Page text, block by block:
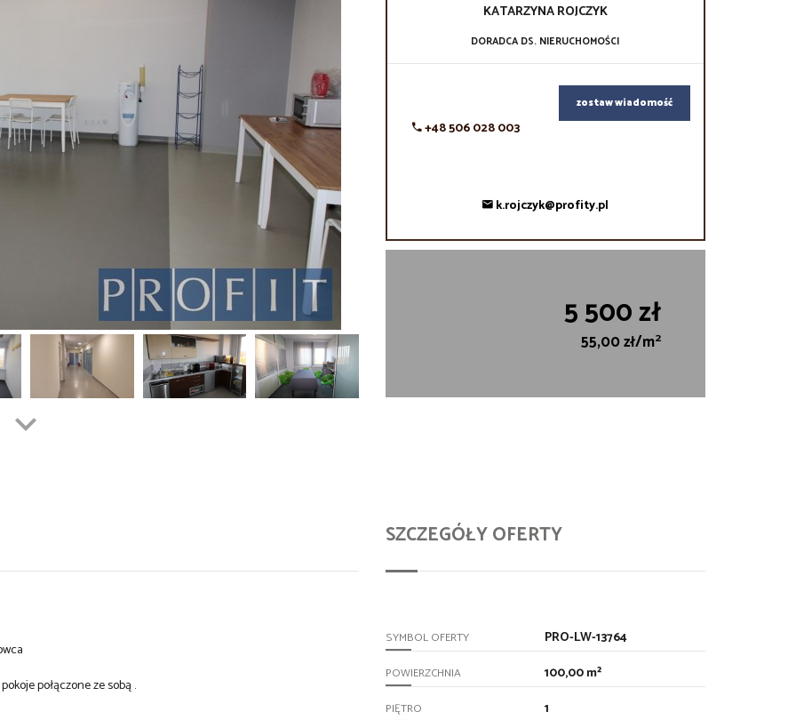
KATARZYNAROJCZYK
DORADCA DS. NIERUCHOMOŚCI
+48 506 028 003
zostaw wiadomość
k.rojczyk@profity.pl
5 500 zł
55,00 zł/m2
połączone ze sobą .
SZCZEGÓŁY OFERTY
SYMBOL OFERTY PRO-LW-13764
POWIERZCHNIA 100,00 m²
PIĘTRO 1